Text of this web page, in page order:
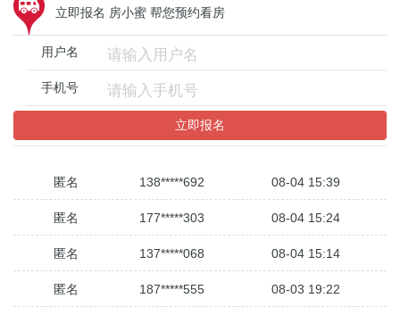
立即报名 房小蜜 帮您预约看房
用户名
手机号
立即报名
匿名 138*****692 08-04 15:39
匿名 177*****303 08-04 15:24
匿名 137*****068 08-04 15:14
匿名 187*****555 08-03 19:22